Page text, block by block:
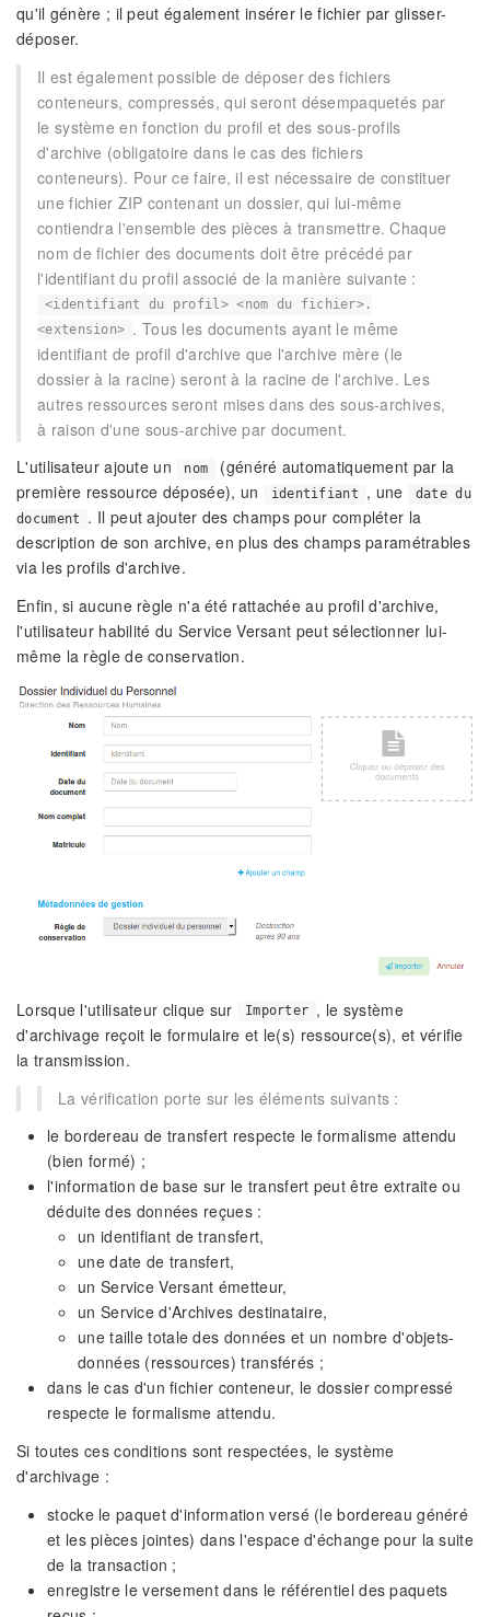
qu'il génère ; il peut également insérer le fichier par glisser-
déposer.
Il est également possible de déposer des fichiers
conteneurs, compressés, qui seront désempaquetés par
le système en fonction du profil et des sous-profils
d'archive (obligatoire dans le cas des fichiers
conteneurs). Pour ce faire, il est nécessaire de constituer
une fichier ZIP contenant un dossier, qui lui-même
contiendra l'ensemble des pièces à transmettre. Chaque
nom de fichier des documents doit être précédé par
l'identifiant du profil associé de la manière suivante :
<identifiant du profil> <nom du fichier>.
<extension> . Tous les documents ayant le même
identifiant de profil d'archive que l'archive mère (le
dossier à la racine) seront à la racine de l'archive. Les
autres ressources seront mises dans des sous-archives,
à raison d'une sous-archive par document.
L'utilisateur ajoute un
nom
(généré automatiquement par la
première ressource déposée), un
identifiant , une
date du
document
. Il peut ajouter des champs pour compléter la
description de son archive, en plus des champs paramétrables
via les profils d'archive.
Enfin, si aucune règle n'a été rattachée au profil d'archive,
l'utilisateur habilité du Service Versant peut sélectionner lui-
même la règle de conservation.
Lorsque l'utilisateur clique sur Importer , le système
d'archivage reçoit le formulaire et le(s) ressource(s), et vérifie
la transmission.
La vérification porte sur les éléments suivants :
le bordereau de transfert respecte le formalisme attendu
(bien formé) ;
l'information de base sur le transfert peut être extraite ou
déduite des données reçues :
un identifiant de transfert,
une date de transfert,
un Service Versant émetteur,
un Service d'Archives destinataire,
une taille totale des données et un nombre d'objets-
données (ressources) transférés ;
dans le cas d'un fichier conteneur, le dossier compressé
respecte le formalisme attendu.
Si toutes ces conditions sont respectées, le système
d'archivage :
stocke le paquet d'information versé (le bordereau généré
et les pièces jointes) dans l'espace d'échange pour la suite
de la transaction ;
enregistre le versement dans le référentiel des paquets